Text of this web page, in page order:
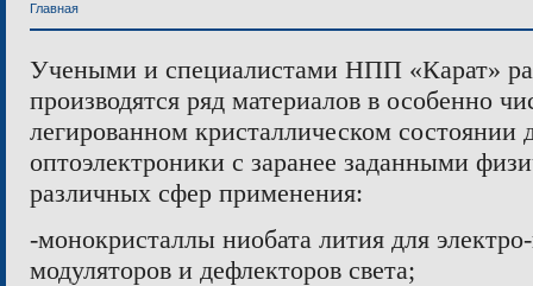
Главная
Учеными и специалистами НПП «Карат»
производятся ряд материалов в особенно
легированном кристаллическом состоянии
оптоэлектроники с заранее заданными
различных сфер применения:
-монокристаллы ниобата лития для
модуляторов и дефлекторов света;